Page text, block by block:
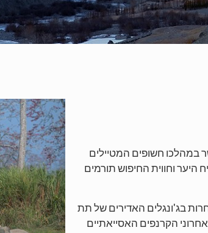
במהלכו חשופים המטיילים
היער וחווית החיפוש תורמים
בג'ונגלים האדירים של תת
הקרנפים האסייאתיים